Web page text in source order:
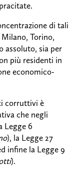
di tali
Torino,
assoluto, sia per
più residenti in
economico-
corruttivi è
che negli
Legge 6
), la Legge 27
infine la Legge 9
).